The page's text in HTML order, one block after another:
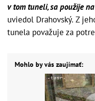
v tom tuneli, sa použije
uviedol Drahovský. Z
tunela považuje za
Mohlo by vás zaujímať: